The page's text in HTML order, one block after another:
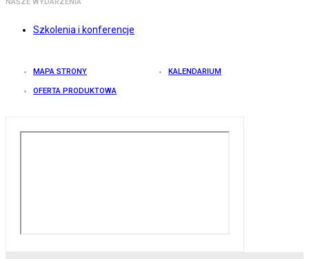
Szkolenia i konferencje
MAPA STRONY KALENDARIUM
OFERTA PRODUKTOWA